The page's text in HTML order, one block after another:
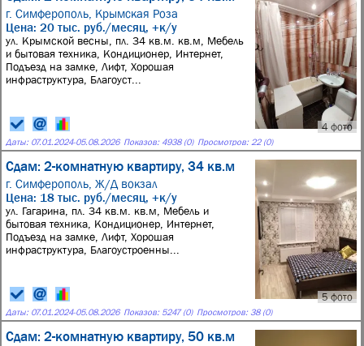
г. Симферополь, Крымская Роза
4 фото
Цена: 20 тыс. руб./месяц, +к/у
ул. Крымской весны, пл. 34 кв.м. кв.м, Мебель
и бытовая техника, Кондиционер, Интернет,
Подъезд на замке, Лифт, Хорошая
инфраструктура, Благоуст...
Даты: 07.01.2024-05.08.2026 Показов: 4938 (0) Просмотров: 22 (0)
Сдам: 2-комнатную квартиру, 34 кв.м
г. Симферополь, Ж/Д вокзал
5 фото
Цена: 18 тыс. руб./месяц, +к/у
ул. Гагарина, пл. 34 кв.м. кв.м, Мебель и
бытовая техника, Кондиционер, Интернет,
Подъезд на замке, Лифт, Хорошая
инфраструктура, Благоустроенны...
Даты: 07.01.2024-05.08.2026 Показов: 5247 (0) Просмотров: 38 (0)
Сдам: 2-комнатную квартиру, 50 кв.м